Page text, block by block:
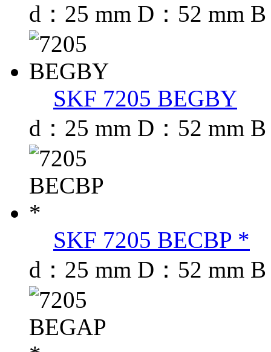
d：25 mm D：52 mm
SKF 7205 BEGBY
d：25 mm D：52 mm
SKF 7205 BECBP *
d：25 mm D：52 mm